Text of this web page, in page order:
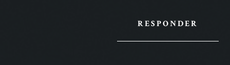
RESPONDER